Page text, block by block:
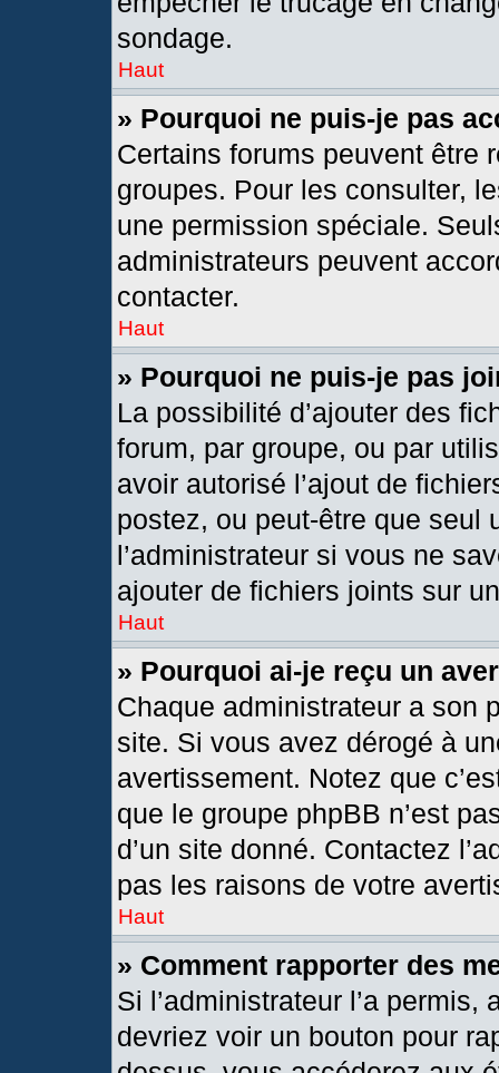
sondage.
Haut
» Pourquoi ne puis-je pas
Certains forums peuvent être
groupes. Pour les consulter,
une permission spéciale.
administrateurs peuvent
contacter.
Haut
» Pourquoi ne puis-je pas
La possibilité d’ajouter des
forum, par groupe, ou par
avoir autorisé l’ajout de
postez, ou peut-être que seul
l’administrateur si vous ne
ajouter de fichiers joints sur
Haut
» Pourquoi ai-je reçu un
Chaque administrateur a son
site. Si vous avez dérogé à
avertissement. Notez que
que le groupe phpBB n’est
d’un site donné. Contactez
pas les raisons de votre
Haut
» Comment rapporter des
Si l’administrateur l’a
devriez voir un bouton pour